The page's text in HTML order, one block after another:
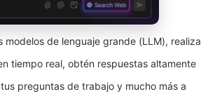
modelos de lenguaje grande (LLM), realiza
tiempo real, obtén respuestas altamente
preguntas de trabajo y mucho más a